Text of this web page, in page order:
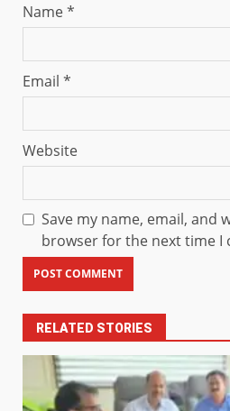
Name*
Email *
Website
Save my name, email, and
browser for the next time I
RELATED STORIES